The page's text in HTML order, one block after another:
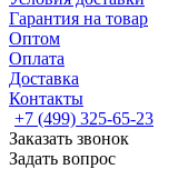
Гарантия на товар
Оптом
Оплата
Доставка
Контакты
+7 (499) 325-65-23
Заказать звонок
Задать вопрос